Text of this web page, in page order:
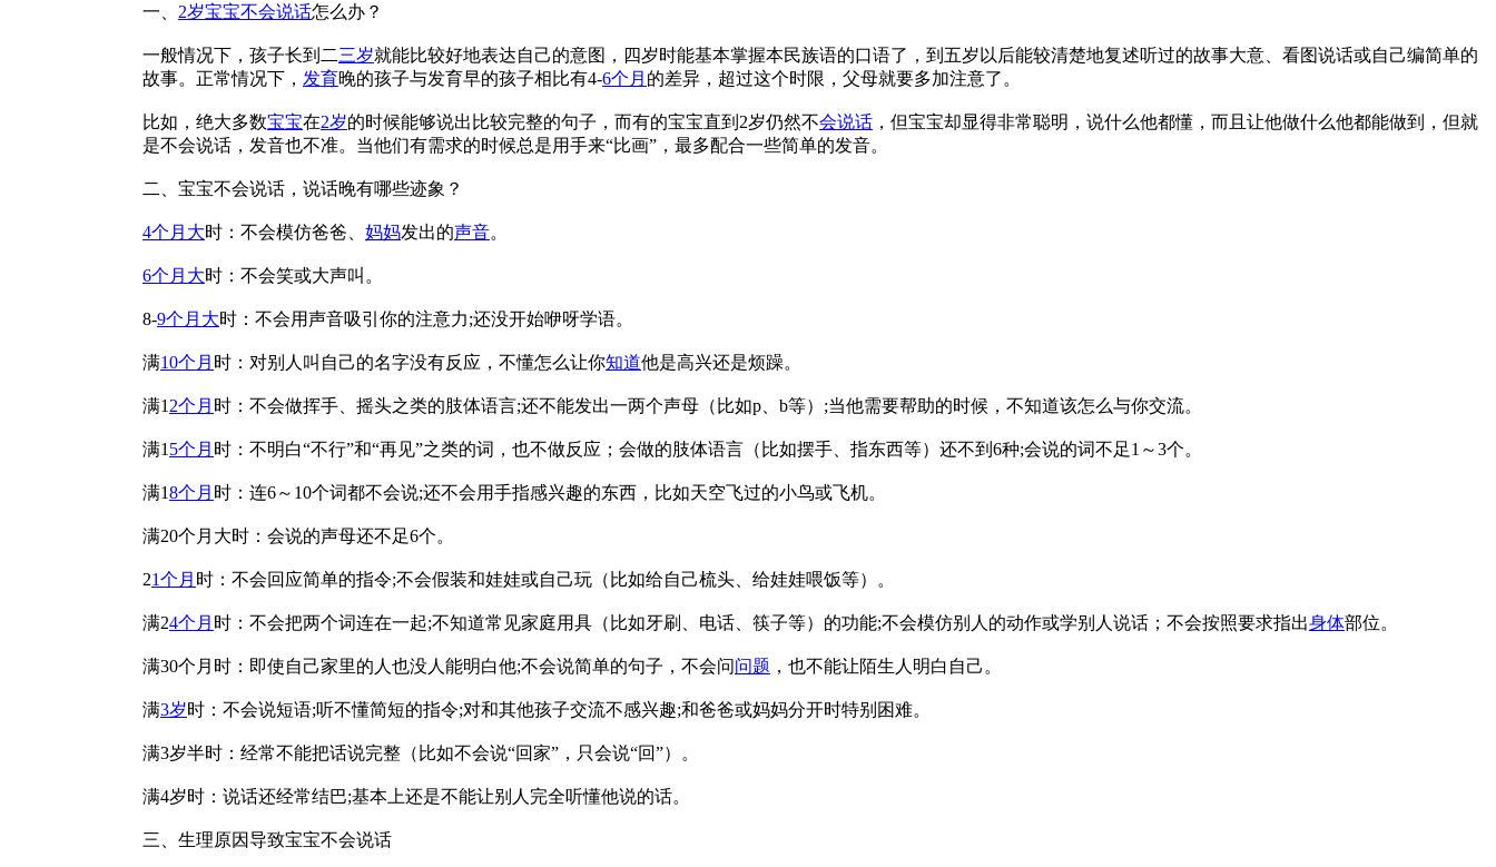
一、 2岁宝宝不会说话怎么办？
一般情况下，孩子长到二三岁就能比较好地表达自己的意图，四岁时能基本掌握本民族语的口语了，到五岁以后能较清楚地复述听过的故事大意、看图说话或自己编简单的
故事。正常情况下， 发育晚的孩子与发育早的孩子相比有4-6个月 的差异，超过这个时限，父母就要多加注意了。
比如，绝大多数宝宝在2岁的时候能够说出比较完整的句子，而有的宝宝直到2岁仍然不会说话 ，但宝宝却显得非常聪明，说什么他都懂，而且让他做什么他都能做到，但就
是不会说话，发音也不准。当他们有需求的时候总是用手来“比画”，最多配合一些简单的发音。
二、宝宝不会说话，说话晚有哪些迹象？
4个月大时：不会模仿爸爸、 妈妈发出的声音。
6个月大时：不会笑或大声叫。
8-9个月大时：不会用声音吸引你的注意力;还没开始咿呀学语。
满10个月 时：对别人叫自己的名字没有反应，不懂怎么让你知道他是高兴还是烦躁。
满1 2个月 时：不会做挥手、摇头之类的肢体语言;还不能发出一两个声母（比如p、b等）;当他需要帮助的时候，不知道该怎么与你交流。
满1 5个月 时：不明白“不行”和“再见”之类的词，也不做反应；会做的肢体语言（比如摆手、指东西等）还不到6种;会说的词不足1～3个。
满18个月 时：连6～10个词都不会说;还不会用手指感兴趣的东西，比如天空飞过的小鸟或飞机。
满20个月大时：会说的声母还不足6个。
21个月 时：不会回应简单的指令;不会假装和娃娃或自己玩（比如给自己梳头、给娃娃喂饭等）。
满24个月 时：不会把两个词连在一起;不知道常见家庭用具（比如牙刷、电话、筷子等）的功能;不会模仿别人的动作或学别人说话；不会按照要求指出身体部位。
满30个月时：即使自己家里的人也没人能明白他;不会说简单的句子，不会问问题 ，也不能让陌生人明白自己。
满3岁时：不会说短语;听不懂简短的指令;对和其他孩子交流不感兴趣;和爸爸或妈妈分开时特别困难。
满3岁半时：经常不能把话说完整（比如不会说“回家”，只会说“回”）。
满4岁时：说话还经常结巴;基本上还是不能让别人完全听懂他说的话。
三、生理原因导致宝宝不会说话